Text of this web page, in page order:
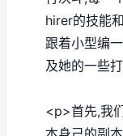
hirer的技能
跟着小型编
及她的一些
<p>首先,我